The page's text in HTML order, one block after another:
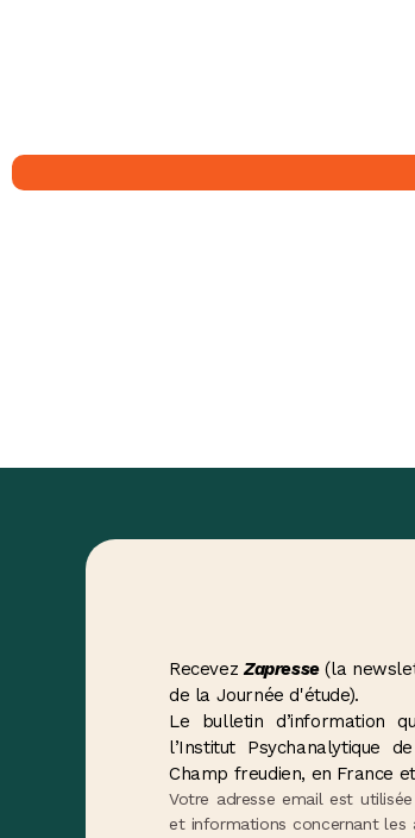
RecevezZapresse(la
de la Journée d'étude).
Le bulletin d’information
l’Institut Psychanalytique
Champ freudien, en France
Votre adresse email est
et informations concernant les